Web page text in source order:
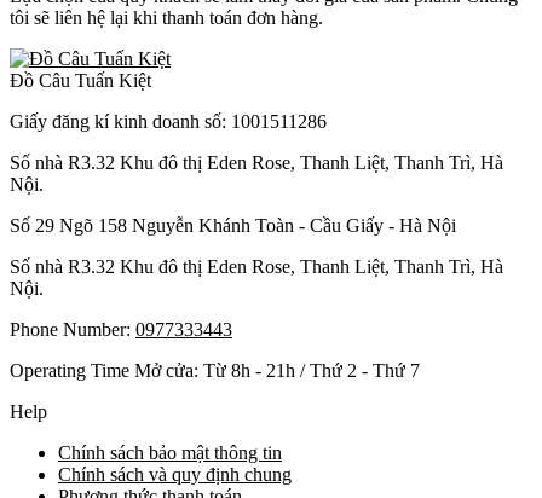
tôi sẽ liên hệ lại khi thanh toán đơn hàng.
Đồ Câu Tuấn Kiệt
Giấy đăng kí kinh doanh số: 1001511286
Số nhà R3.32 Khu đô thị Eden Rose, Thanh Liệt, Thanh Trì, Hà
Nội.
Số 29 Ngõ 158 Nguyễn Khánh Toàn - Cầu Giấy - Hà Nội
Số nhà R3.32 Khu đô thị Eden Rose, Thanh Liệt, Thanh Trì, Hà
Nội.
Phone Number: 0977333443
Operating Time Mở cửa: Từ 8h - 21h / Thứ 2 - Thứ 7
Help
Chính sách bảo mật thông tin
Chính sách và quy định chung